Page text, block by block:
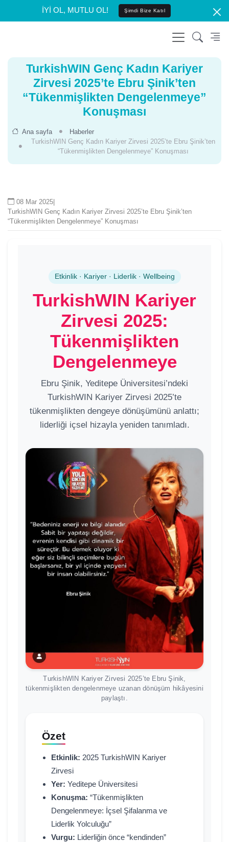
İYİ OL, MUTLU OL! Şimdi Bize Katıl
TurkishWIN Genç Kadın Kariyer
Zirvesi 2025’te Ebru Şinik’ten
“Tükenmişlikten Dengelenmeye”
Konuşması
Ana sayfa
Haberler
TurkishWIN Genç Kadın Kariyer Zirvesi 2025’te Ebru Şinik’ten
“Tükenmişlikten Dengelenmeye” Konuşması
08 Mar 2025
TurkishWIN Genç Kadın Kariyer Zirvesi 2025’te Ebru Şinik’ten
“Tükenmişlikten Dengelenmeye” Konuşması
Etkinlik · Kariyer · Liderlik · Wellbeing
TurkishWIN Kariyer
Zirvesi 2025:
Tükenmişlikten
Dengelenmeye
Ebru Şinik, Yeditepe Üniversitesi’ndeki
TurkishWIN Kariyer Zirvesi 2025’te
tükenmişlikten dengeye dönüşümünü anlattı;
liderliği içsel hizayla yeniden tanımladı.
TurkishWIN Kariyer Zirvesi 2025’te Ebru Şinik,
tükenmişlikten dengelenmeye uzanan dönüşüm hikâyesini
paylaştı.
Özet
Etkinlik: 2025 TurkishWIN Kariyer
Zirvesi
Yer: Yeditepe Üniversitesi
Konuşma: “Tükenmişlikten
Dengelenmeye: İçsel Şifalanma ve
Liderlik Yolculuğu”
Vurgu: Liderliğin önce “kendinden”